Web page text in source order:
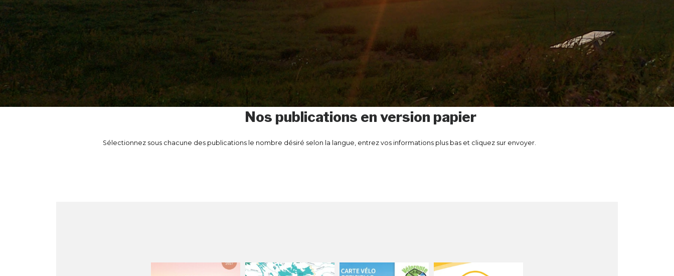
Nos publications en version papier
Sélectionnez sous chacune des publications le nombre désiré selon la langue, entrez vos informations plus bas et cliquez sur envoyer.